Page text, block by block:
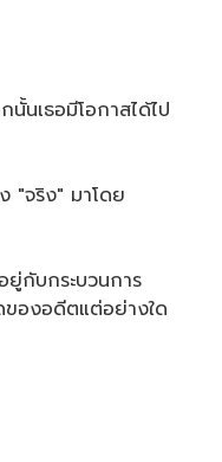
นเธอมีโอกาสได้ไป
"จริง" มาโดย
ยู่กับกระบวนการ
ของอดีตแต่อย่างใด